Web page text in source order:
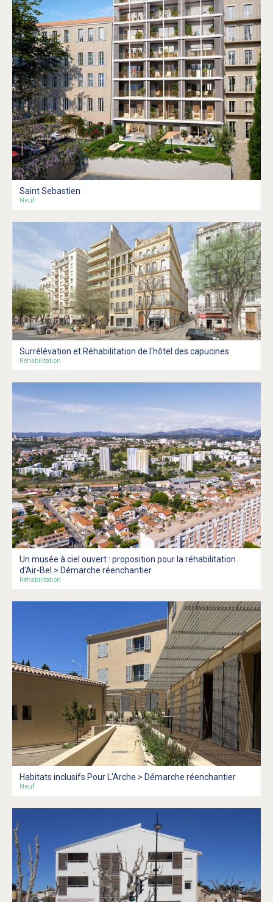
Saint Sebastien
Neuf
Surrélévation et Réhabilitation de l'hôtel des capucines
Réhabilitation
Un musée à ciel ouvert : proposition pour la réhabilitation
d'Air-Bel > Démarche réenchantier
Réhabilitation
Habitats inclusifs Pour L'Arche > Démarche réenchantier
Neuf